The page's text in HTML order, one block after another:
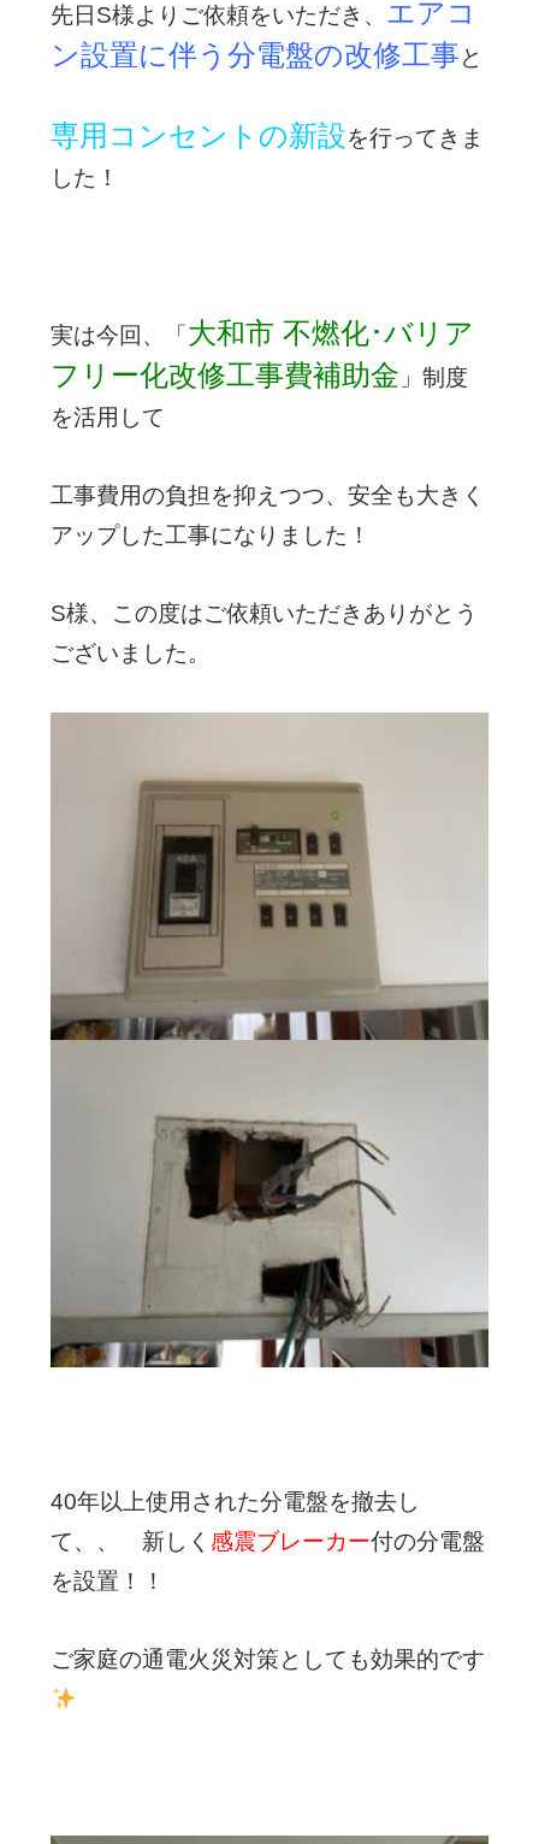
先日S様よりご依頼をいただき、 エアコ
ン設置に伴う分電盤の改修工事と
専用コンセントの新設を行ってきま
した！
実は今回、「大和市不燃化･バリア
フリー化改修工事費補助金 」制度
を活用して
工事費用の負担を抑えつつ、安全も大きく
アップした工事になりました！
S様、この度はご依頼いただきありがとう
ございました。
40年以上使用された分電盤を撤去し
て、、 新しく 感震ブレーカー付の分電盤
を設置！！
ご家庭の通電火災対策としても効果的です